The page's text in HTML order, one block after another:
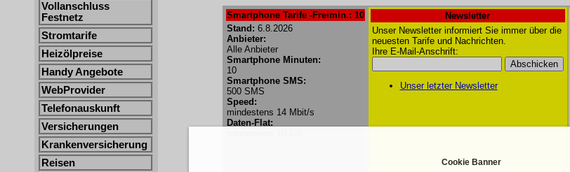
Vollanschluss
Festnetz
Stromtarife
Heizölpreise
Handy Angebote
WebProvider
Telefonauskunft
Versicherungen
Krankenversicherung
Reisen
Smartphone Tarife -Freimin.: 10
Stand: 6.8.2026
Anbieter:
Alle Anbieter
Smartphone Minuten:
10
Smartphone SMS:
500 SMS
Speed:
mindestens 14 Mbit/s
Daten-Flat:
Newsletter
Unser Newsletter informiert Sie immer über die
neuesten Tarife und Nachrichten.
Ihre E-Mail-Anschrift:
Unser letzter Newsletter
Cookie Banner